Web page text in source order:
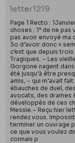
letter1219
Page 1 Recto :
choses : 1° de ne
pas avoir envoyé ma
3o d’avoir donc «
c’est que depuis
Tragiques. – Les
Gorgone nagent
été jusqu’à être
amis, – qui m’avait
ébauches de duel,
avocats, des drames
développés de ces
Messie.– Reçu hier
rendez vous.
terminer un ouvrage
ce que vous voulez
connais p